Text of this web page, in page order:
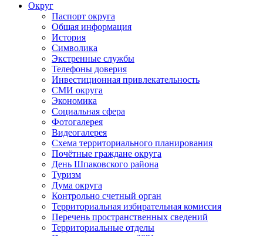
Округ
Паспорт округа
Общая информация
История
Символика
Экстренные службы
Телефоны доверия
Инвестиционная привлекательность
СМИ округа
Экономика
Социальная сфера
Фотогалерея
Видеогалерея
Схема территориального планирования
Почётные граждане округа
День Шпаковского района
Туризм
Дума округа
Контрольно счетный орган
Территориальная избирательная комиссия
Перечень пространственных сведений
Территориальные отделы